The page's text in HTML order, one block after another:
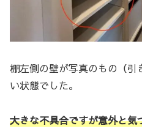
棚左側の壁が写真のもの（
い状態でした。
大きな不具合ですが意外と気